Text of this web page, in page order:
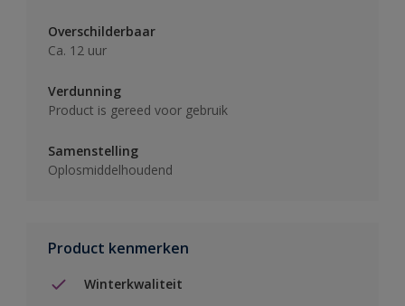
Overschilderbaar
Ca. 12 uur
Verdunning
Product is gereed voor gebruik
Samenstelling
Oplosmiddelhoudend
Product kenmerken
Winterkwaliteit